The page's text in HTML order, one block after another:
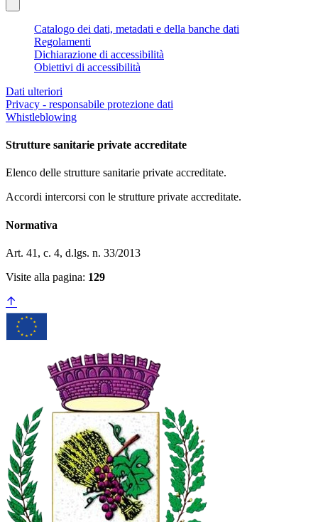
Catalogo dei dati, metadati e della banche dati
Regolamenti
Dichiarazione di accessibilità
Obiettivi di accessibilità
Dati ulteriori
Privacy - responsabile protezione dati
Whistleblowing
Strutture sanitarie private accreditate
Elenco delle strutture sanitarie private accreditate.
Accordi intercorsi con le strutture private accreditate.
Normativa
Art. 41, c. 4, d.lgs. n. 33/2013
Visite alla pagina: 129